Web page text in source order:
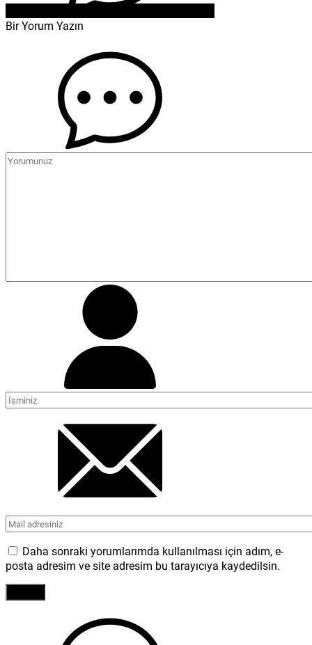
Bir Yorum Yazın
Daha sonraki yorumlarımda kullanılması için adım, e-
posta adresim ve site adresim bu tarayıcıya kaydedilsin.